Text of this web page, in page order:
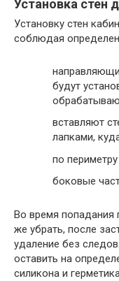
Установка стен
Установку стен
соблюдая
будут
вставляют
лапками,
по
боковые
Во время попадания
же убрать, после
удаление без следов.
оставить на
силикона и